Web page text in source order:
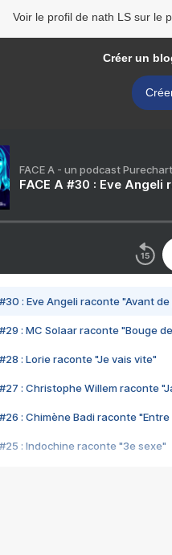
Voir le profil de nath LS sur le
Créer un
FACE A - un podcast
FACE A #30 : Eve
#30 : Eve Angeli raconte "Avant
#29 : MC Solaar raconte "Bouge
#28 : Lorie raconte "Je vais vite"
#27 : Christophe Willem raconte
#26 : Chimène Badi raconte
#25 : Indochine raconte "3e sexe"